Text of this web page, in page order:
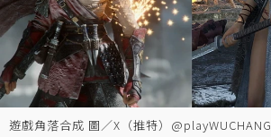
遊戲角落合成 圖／X（推特）@playWUCHANG